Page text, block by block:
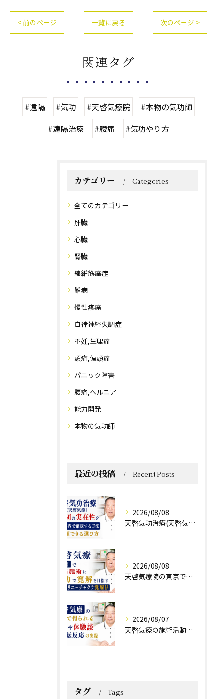
< 前のページ 一覧に戻る 次のページ >
関連タグ
#遠隔 #気功 #天啓気療院
#本物の気功師
#遠隔治療
#腰痛 #気功やり方
カテゴリー Categories
全てのカテゴリー
肝臓
心臓
腎臓
線維筋痛症
難病
慢性疼痛
自律神経失調症
不妊,生理痛
頭痛,偏頭痛
パニック障害
腰痛,ヘルニア
能力開発
本物の気功師
最近の投稿 Recent Posts
2026/08/08
天啓気功治療(天啓気療)と財団の実在性を東京都内で確認する方法と信頼できる選び方
2026/08/08
天啓気療院の東京で難病施術に気功で寛解を目指すクンダリニーチャクラ覚醒法
2026/08/07
天啓気療の施術活動で得られる効果や体験談と好転反応の実際
タグ Tags